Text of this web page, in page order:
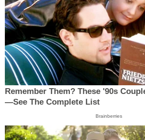
Remember Them? These '90s
—See The Complete List
Brainberries